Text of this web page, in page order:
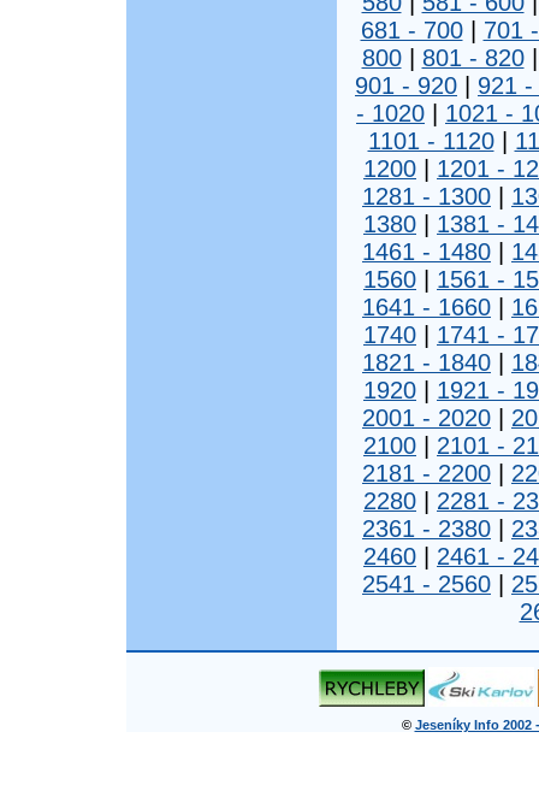
681 - 700| 701
800| 801 - 820
901 - 920
921 -
- 1020
1021 -
1101 - 1120|
1200
1201 -
1281 - 1300
1380
1381 -
1461 - 1480
1560
1561 -
1641 - 1660
1740
1741 -
1821 - 1840
1920
1921 -
2001 - 2020
2100
2101 -
2181 - 2200
2280
2281 -
2361 - 2380
2460
2461 -
2541 - 2560
© Jeseníky Info 2002